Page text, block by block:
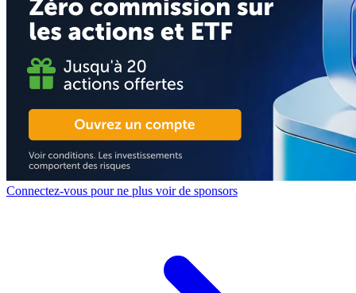
Connectez-vous pour ne plus voir de sponsors